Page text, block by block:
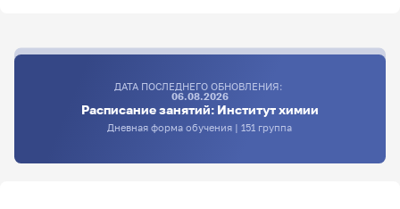
ДАТА ПОСЛЕДНЕГО ОБНОВЛЕНИЯ:
06.08.2026
Расписание занятий: Институт химии
Дневная форма обучения | 151 группа